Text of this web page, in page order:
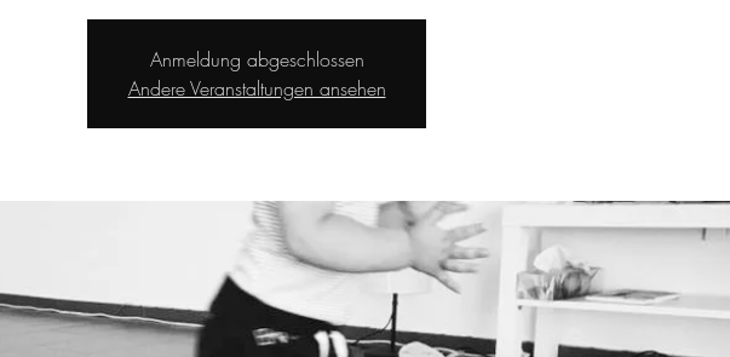
Anmeldung abgeschlossen
Andere Veranstaltungen ansehen